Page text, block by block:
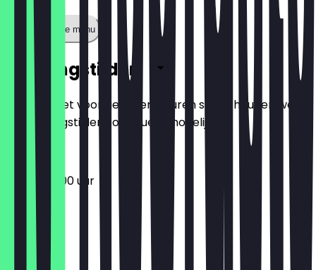
Toon volledige menu
Openingstijden
Zodat je niet voor gesloten deuren staat, houden we
de openingstijden zo actueel mogelijk.
06:00 - 19:00 uur
Maandag
Dinsdag